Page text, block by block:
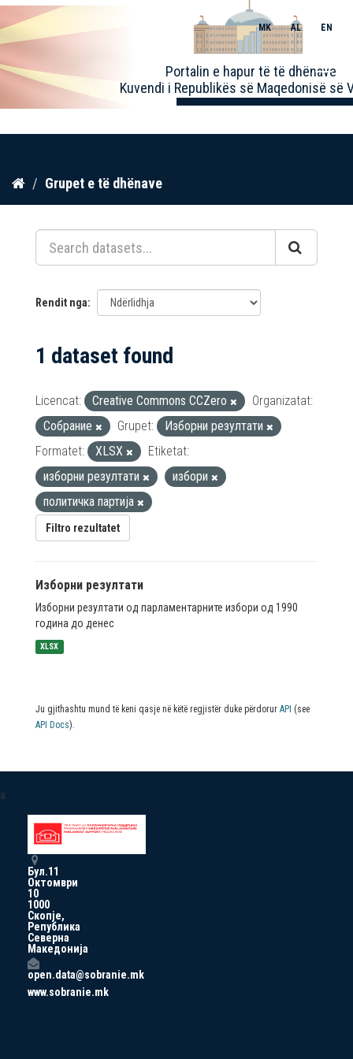
Kalo
përmbajtja
Portalin e hapur të të dhënave
Kuvendi i Republikës së Maqedonisë së
MK AL EN
Toggle
Grupet e të dhënave
Rendit nga
1 dataset found
Licencat: Creative Commons CCZero
Organizatat:
Собрание
Grupet:
Изборни резултати
Formatet:
XLSX
Etiketat:
изборни резултати
избори
политичка партија
Filtro rezultatet
Изборни резултати
Изборни резултати од парламентарните избори од 1990
година до денес
XLSX
Ju gjithashtu mund të keni qasje në këtë regjistër duke përdorur API (see
API Docs).
a
Бул.11
Октомври
10
1000
Скопје,
Република
Северна
Македонија
open.data@sobranie.mk
www.sobranie.mk